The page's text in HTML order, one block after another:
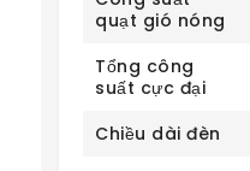
quạt gió nóng
Tổng công
suất cực đại
Chiều dài đèn